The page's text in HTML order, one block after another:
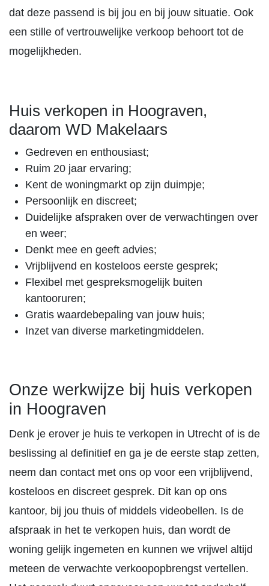
dat deze passend is bij jou en bij jouw situatie. Ook
een stille of vertrouwelijke verkoop behoort tot de
mogelijkheden.
Huis verkopen in Hoograven,
daarom WD Makelaars
Gedreven en enthousiast;
Ruim 20 jaar ervaring;
Kent de woningmarkt op zijn duimpje;
Persoonlijk en discreet;
Duidelijke afspraken over de verwachtingen over
en weer;
Denkt mee en geeft advies;
Vrijblijvend en kosteloos eerste gesprek;
Flexibel met gespreksmogelijk buiten
kantooruren;
Gratis waardebepaling van jouw huis;
Inzet van diverse marketingmiddelen.
Onze werkwijze bij huis verkopen
in Hoograven
Denk je erover je huis te verkopen in Utrecht of is de
beslissing al definitief en ga je de eerste stap zetten,
neem dan contact met ons op voor een vrijblijvend,
kosteloos en discreet gesprek. Dit kan op ons
kantoor, bij jou thuis of middels videobellen. Is de
afspraak in het te verkopen huis, dan wordt de
woning gelijk ingemeten en kunnen we vrijwel altijd
meteen de verwachte verkoopopbrengst vertellen.